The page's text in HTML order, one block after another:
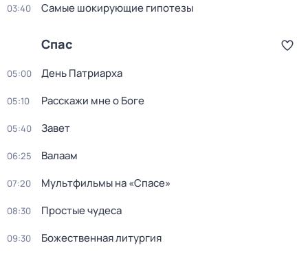
03:40 Самые шoкиpующие гипотезы
Спас
05:00 День Патриарха
05:10 Расскажи мне о Боге
05:40 Завет
06:25 Валаам
07:20 Мультфильмы на «Спасе»
08:30 Простые чудеса
09:30 Божественная литургия